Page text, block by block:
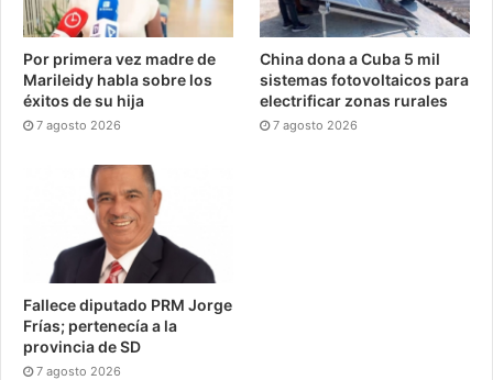
Por primera vez madre de
Marileidy habla sobre los
éxitos de su hija
7 agosto 2026
China dona a Cuba 5 mil
sistemas fotovoltaicos para
electrificar zonas rurales
7 agosto 2026
Fallece diputado PRM Jorge
Frías; pertenecía a la
provincia de SD
7 agosto 2026